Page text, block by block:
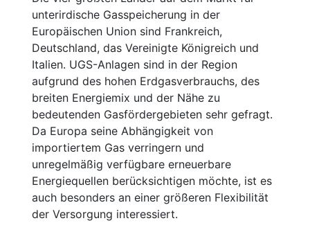
unterirdische Gasspeicherung in der
Europäischen Union sind Frankreich,
Deutschland, das Vereinigte Königreich und
Italien. UGS-Anlagen sind in der Region
aufgrund des hohen Erdgasverbrauchs, des
breiten Energiemix und der Nähe zu
bedeutenden Gasfördergebieten sehr gefragt.
Da Europa seine Abhängigkeit von
importiertem Gas verringern und
unregelmäßig verfügbare erneuerbare
Energiequellen berücksichtigen möchte, ist es
auch besonders an einer größeren Flexibilität
der Versorgung interessiert.